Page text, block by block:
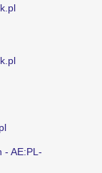
- AE:PL-